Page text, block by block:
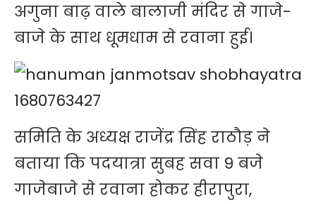
अगुना बाढ़ वाले बालाजी मंदिर से गाजे-
बाजे के साथ धूमधाम से रवाना हुई।
समिति के अध्यक्ष राजेंद्र सिंह राठौड़ ने
बताया कि पदयात्रा सुबह सवा 9 बजे
गाजेबाजे से रवाना होकर हीरापुरा,